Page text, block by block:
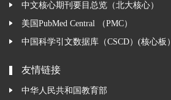
中文核心期刊要目总览（北大核心）
美国PubMed Central （PMC）
中国科学引文数据库（CSCD）(核心板）
友情链接
中华人民共和国教育部